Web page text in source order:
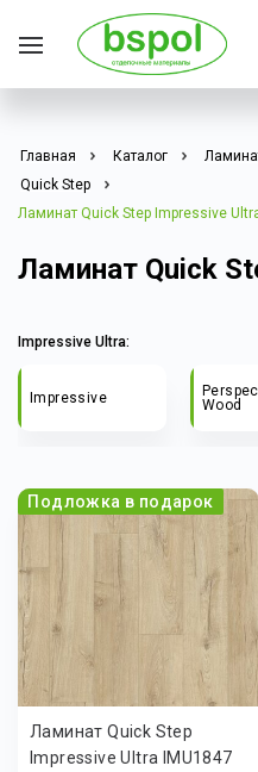
Главная Каталог
Quick Step
Ламинат Quick Step Impressive
Ламинат Quick
Impressive Ultra:
Impressive
Wood
Подложка в подарок
Ламинат Quick Step
Impressive Ultra IMU1847